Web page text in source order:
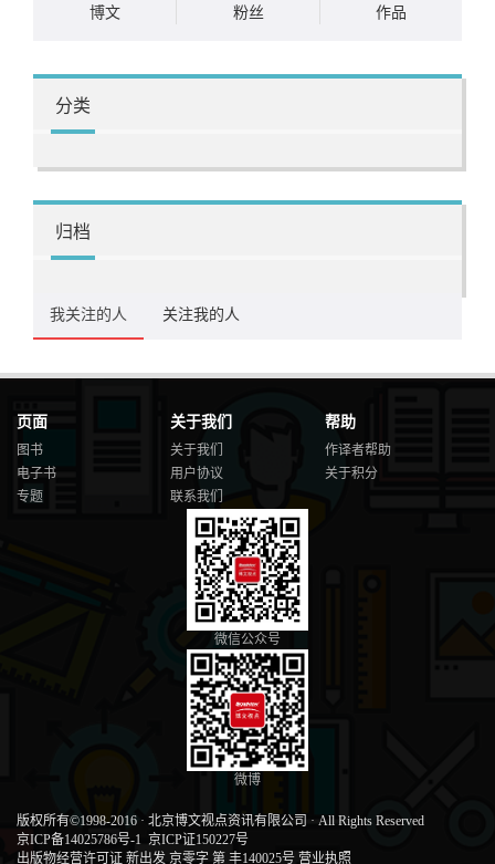
博文
粉丝
作品
分类
归档
我关注的人 关注我的人
页面
图书
电子书
专题
关于我们
关于我们
用户协议
联系我们
帮助
作译者帮助
关于积分
微信公众号
微博
版权所有©1998-2016 · 北京博文视点资讯有限公司 · All Rights Reserved
京ICP备14025786号-1 京ICP证150227号
出版物经营许可证 新出发 京零字 第 丰140025号 营业执照